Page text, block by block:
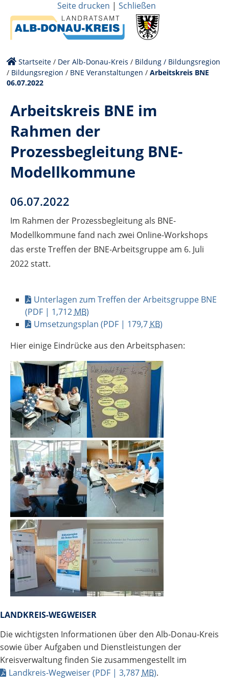
Seite drucken | Schließen
Startseite / Der Alb-Donau-Kreis / Bildung / Bildungsregion
/ Bildungsregion / BNE Veranstaltungen /Arbeitskreis BNE
06.07.2022
Arbeitskreis BNE im
Rahmen der
Prozessbegleitung BNE-
Modellkommune
06.07.2022
Im Rahmen der Prozessbegleitung als BNE-
Modellkommune fand nach zwei Online-Workshops
das erste Treffen der BNE-Arbeitsgruppe am 6. Juli
2022 statt.
Unterlagen zum Treffen der Arbeitsgruppe BNE
(PDF | 1,712 MB)
Umsetzungsplan (PDF | 179,7 KB)
Hier einige Eindrücke aus den Arbeitsphasen:
LANDKREIS-WEGWEISER
Die wichtigsten Informationen über den Alb-Donau-Kreis
sowie über Aufgaben und Dienstleistungen der
Kreisverwaltung finden Sie zusammengestellt im
Landkreis-Wegweiser(PDF | 3,787 MB).